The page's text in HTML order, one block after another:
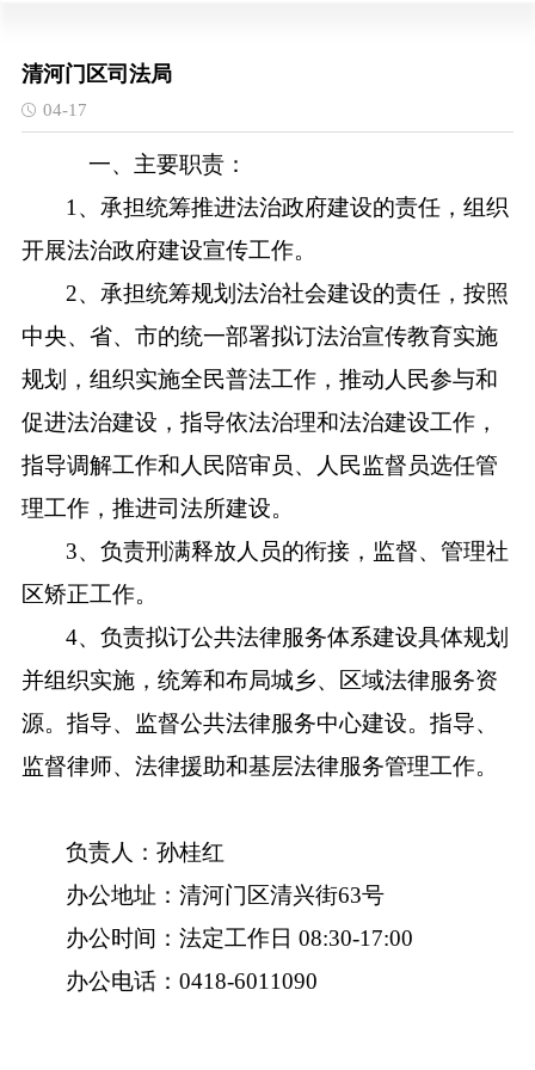
清河门区司法局
04-17
一、主要职责：
1、承担统筹推进法治政府建设的责任，组织
开展法治政府建设宣传工作。
2、承担统筹规划法治社会建设的责任，按照
中央、省、市的统一部署拟订法治宣传教育实施
规划，组织实施全民普法工作，推动人民参与和
促进法治建设，指导依法治理和法治建设工作，
指导调解工作和人民陪审员、人民监督员选任管
理工作，推进司法所建设。
3、负责刑满释放人员的衔接，监督、管理社
区矫正工作。
4、负责拟订公共法律服务体系建设具体规划
并组织实施，统筹和布局城乡、区域法律服务资
源。指导、监督公共法律服务中心建设。指导、
监督律师、法律援助和基层法律服务管理工作。
负责人：孙桂红
办公地址：清河门区清兴街63号
办公时间：法定工作日 08:30-17:00
办公电话：0418-6011090